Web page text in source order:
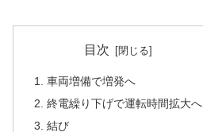
目次
1. 車両増備で増発へ
2. 終電繰り下げで運転時間拡大へ
3. 結び